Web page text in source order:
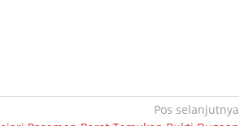
Pos selanjutnya